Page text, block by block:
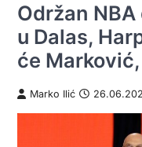
Održan
u Dalas,
će
Marko Ilić